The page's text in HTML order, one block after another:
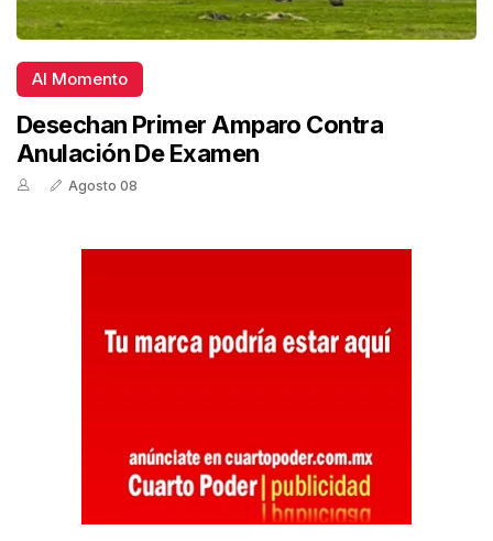
Al Momento
Desechan Primer Amparo Contra
Anulación De Examen
Agosto 08